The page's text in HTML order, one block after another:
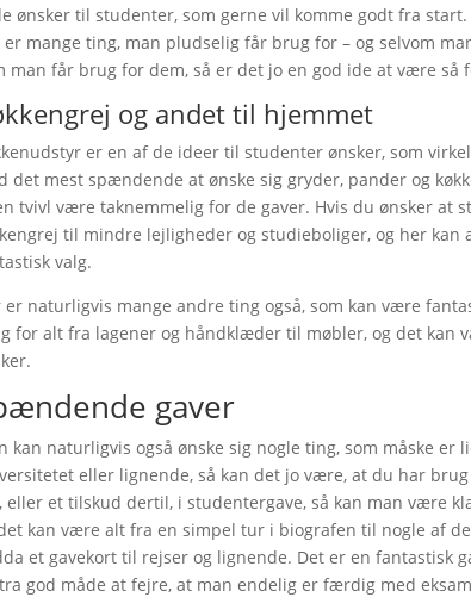
ønsker til studenter, som gerne vil komme godt fra
mange ting, man pludselig får brug for – og selvom
man får brug for dem, så er det jo en god ide at være så
og andet til hjemmet
er en af de ideer til studenter ønsker, som
det mest spændende at ønske sig gryder, pander og
tvivl være taknemmelig for de gaver. Hvis du ønsker at
til mindre lejligheder og studieboliger, og her
valg.
er naturligvis mange andre ting også, som kan være
for alt fra lagener og håndklæder til møbler, og det kan
gaver
kan naturligvis også ønske sig nogle ting, som måske
eller lignende, så kan det jo være, at du har
eller et tilskud dertil, i studentergave, så kan man være
kan være alt fra en simpel tur i biografen til nogle af
et gavekort til rejser og lignende. Det er en fantastisk
god måde at fejre, at man endelig er færdig med